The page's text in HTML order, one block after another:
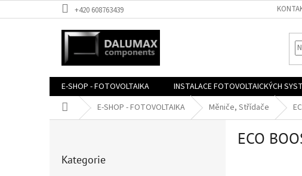
na
+420 608763439
E-SHOP - FOTOVOLTAIKA INSTALACE FOTOVOLTAICKÝCH
Domů E-SHOP - FOTOVOLTAIKA Měniče, Střídače
kategorie
Kategorie
ECO